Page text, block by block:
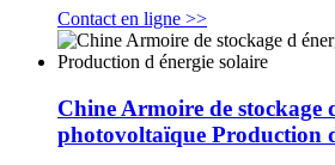
Contact en ligne >>
Chine Armoire de stockage
photovoltaïque Production